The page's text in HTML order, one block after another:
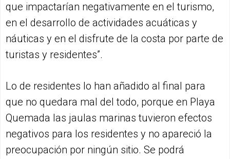
que impactarían negativamente en el turismo,
en el desarrollo de actividades acuáticas y
náuticas y en el disfrute de la costa por parte de
turistas y residentes”.
Lo de residentes lo han añadido al final para
que no quedara mal del todo, porque en Playa
Quemada las jaulas marinas tuvieron efectos
negativos para los residentes y no apareció la
preocupación por ningún sitio. Se podrá